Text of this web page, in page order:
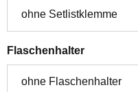
Flaschenhalterauswählen